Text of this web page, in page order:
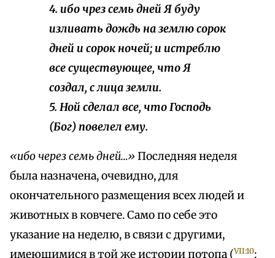
4. ибо чрез семь дней Я буду
изливать дождь на землю сорок
дней и сорок ночей; и истреблю
все существующее, что Я
создал, с лица земли.
5. Ной сделал все, что Господь
(Бог) повелел ему.
«ибо через семь дней…» Последняя неделя
была назначена, очевидно, для
окончательного размещения всех людей и
животных в ковчеге. Само по себе это
указание на неделю, в связи с другими,
имеющимися в той же истории потопа (VII:10;